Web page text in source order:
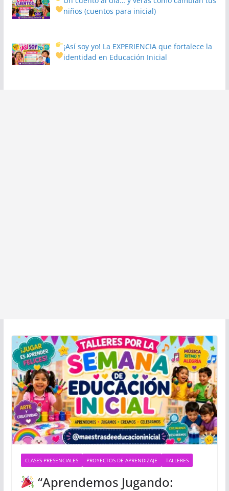
niños(cuentos para inicial)
¡Así soy yo! La EXPERIENCIA que fortalece la
identidad en Educación Inicial
CLASES PRESENCIALES PROYECTOS DE APRENDIZAJE TALLERES
“Aprendemos Jugando: